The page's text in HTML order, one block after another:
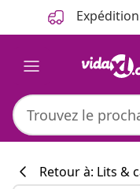
Précédent
Retour à: Lits &